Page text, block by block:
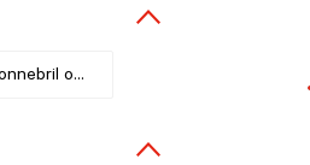
de soleil
op sterkte
by Catégories: Zonnebril op sterkte